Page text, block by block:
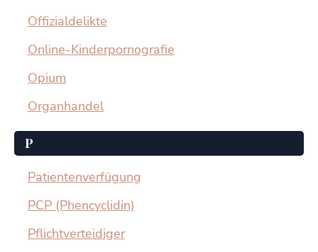
Offizialdelikte
Online-Kinderpornografie
Opium
Organhandel
P
Patientenverfügung
PCP (Phencyclidin)
Pﬂichtverteidiger